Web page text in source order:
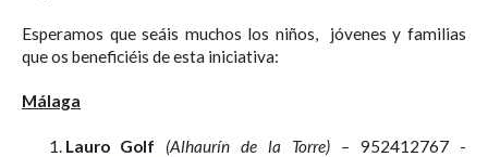
Esperamos que seáis muchos los niños, jóvenes y familias
que os beneficiéis de esta iniciativa:
Málaga
Lauro Golf (Alhaurín de la Torre) – 952412767 -